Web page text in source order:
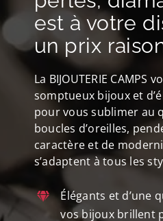
est à votre
un prix
La BIJOUTERIE CAMPS
somptueux bijoux et
pour vous sublimer au
boucles d’oreilles,
caractère et de
s’adaptent à tous les
Élégants et d’une
vos bijoux brillent